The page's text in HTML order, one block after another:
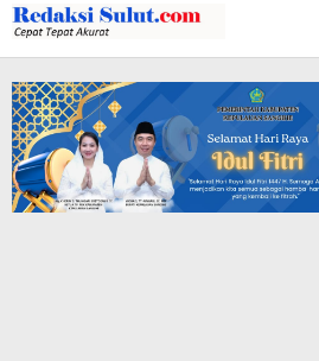
Lewati
ke
konten